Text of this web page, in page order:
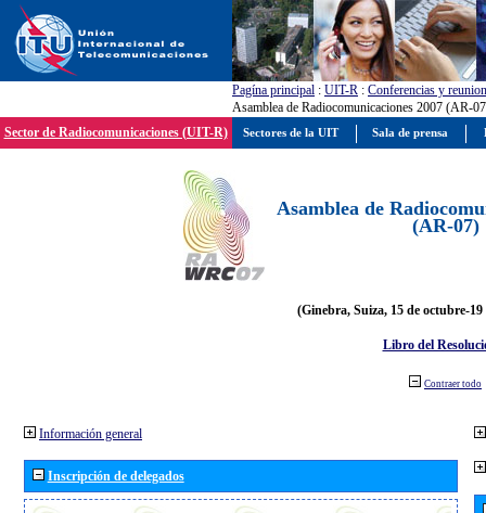
Pagína principal : UIT-R : Conferencias y
Asamblea de Radiocomunicaciones 2007 (AR-
Sector de Radiocomunicaciones (UIT-R)
Asamblea de
(AR-07)
(Ginebra, Suiza, 15 de octubre-19
Libro del
Contraer todo
Información general
Inscripción de delegados
Sectores de la UIT Sala de prensa